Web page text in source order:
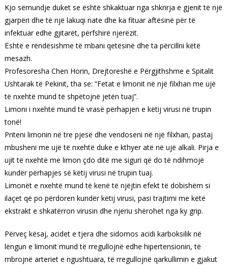
Kjo sëmundje duket se është shkaktuar nga shkrirja e gjenit të një
gjarpëri dhe të një lakuqi nate dhe ka fituar aftësinë për të
infektuar edhe gjitarët, përfshirë njerëzit.
Është e rëndësishme të mbani qetësinë dhe ta përcillni këtë
mesazh.
Profesoresha Chen Horin, Drejtoreshë e Përgjithshme e Spitalit
Ushtarak të Pekinit, tha se: “Fetat e limonit në një filxhan me ujë
të nxehtë mund të shpëtojnë jetën tuaj”.
Limoni i nxehtë mund të vrasë përhapjen e këtij virusi në trupin
tonë!
Priteni limonin në tre pjesë dhe vendoseni në një filxhan, pastaj
mbusheni me ujë të nxehtë duke e kthyer atë në ujë alkali. Pirja e
ujit të nxehtë me limon çdo ditë me siguri që do të ndihmojë
kundër përhapjes së këtij virusi në trupin tuaj.
Limonët e nxehtë mund të kenë të njëjtin efekt të dobishëm si
ilaçet që po përdoren kundër këtij virusi, pasi trajtimi me këtë
ekstrakt e shkatërron virusin dhe njeriu shërohet nga ky grip.
Përveç kësaj, acidet e tjera dhe sidomos acidi karboksilik në
lëngun e limonit mund të rregullojnë edhe hipertensionin, të
mbrojnë arteriet e ngushtuara, të rregullojnë qarkullimin e gjakut